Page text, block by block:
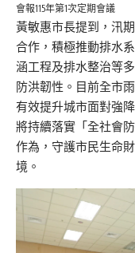
會報115年第1次定期會議
黃敏惠市長提到 ， 汛
合作，積極推動排水
涵工程及排水整治等多
防洪韌性 。 目前全市
有效提升城市面對強
將持續落實「全社會
作為，守護市民生命
境。